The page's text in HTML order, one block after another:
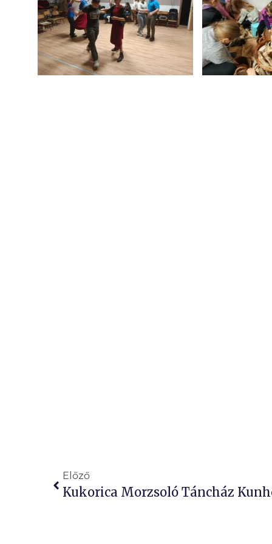
Előző
Kukorica Morzsoló Táncház